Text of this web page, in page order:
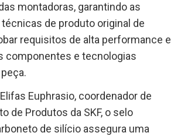
montadoras, garantindo as
de produto original de
requisitos de alta performance e
componentes e tecnologias
Euphrasio, coordenador de
de Produtos da SKF, o selo
de silício assegura uma